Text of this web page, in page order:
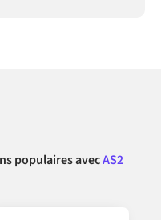
populaires avecAS2